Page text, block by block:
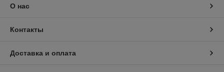
О нас
Контакты
Доставка и оплата